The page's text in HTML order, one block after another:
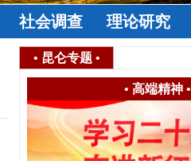
社会调查 理论研究
• 昆仑专题 •
• 高端精神•